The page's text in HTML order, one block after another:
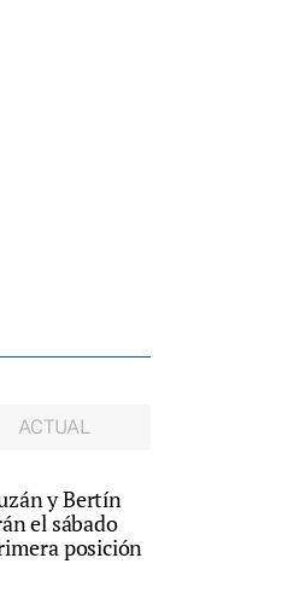
ACTUAL
y Bertín
el sábado
posición